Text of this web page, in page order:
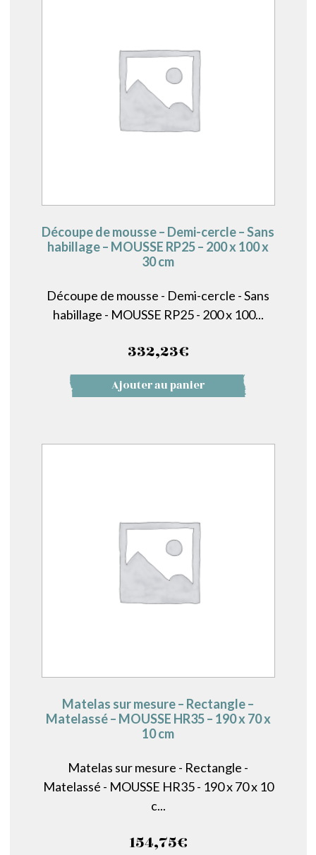
Découpe de mousse – Demi-cercle – Sans
habillage – MOUSSE RP25 – 200 x 100 x
30 cm
Découpe de mousse - Demi-cercle - Sans
habillage - MOUSSE RP25 - 200 x 100...
332,23€
Ajouter au panier
Matelas sur mesure – Rectangle –
Matelassé – MOUSSE HR35 – 190 x 70 x
10 cm
Matelas sur mesure - Rectangle -
Matelassé - MOUSSE HR35 - 190 x 70 x 10
c...
154,75€